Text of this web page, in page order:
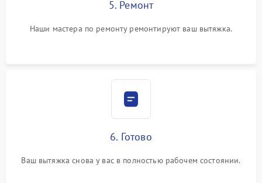
5. Ремонт
Наши мастера по ремонту ремонтируют ваш вытяжка.
6. Готово
Ваш вытяжка снова у вас в полностью рабочем состоянии.